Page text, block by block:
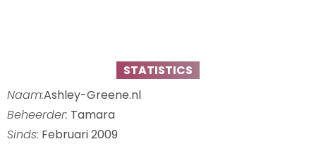
STATISTICS
Naam:Ashley-Greene.nl
Beheerder: Tamara
Sinds: Februari 2009